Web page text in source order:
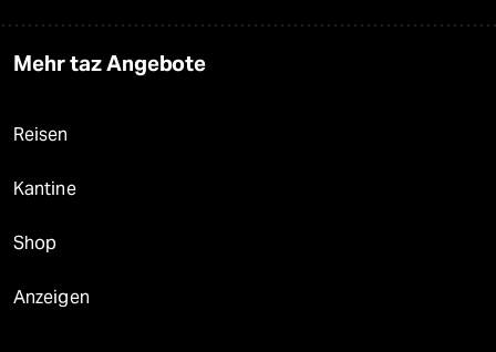
Mehr taz Angebote
Reisen
Kantine
Shop
Anzeigen